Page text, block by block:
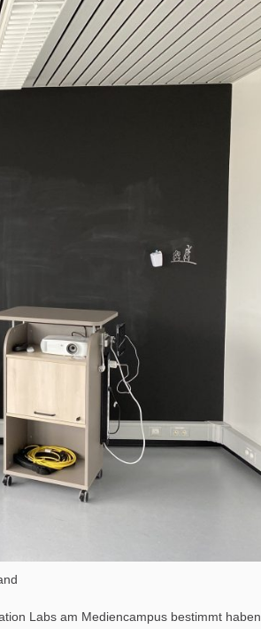
Labs am Mediencampus bestimmt haben.